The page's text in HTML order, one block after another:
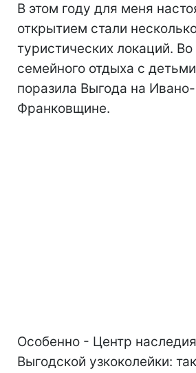
В этом году для меня
открытием стали
туристических локаций.
семейного отдыха с
поразила Выгода на Ивано-
Франковщине.
Особенно - Центр наследия
Выгодской узкоколейки: